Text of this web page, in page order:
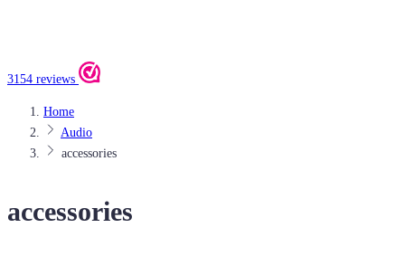
3154 reviews
Home
Audio
accessories
accessories